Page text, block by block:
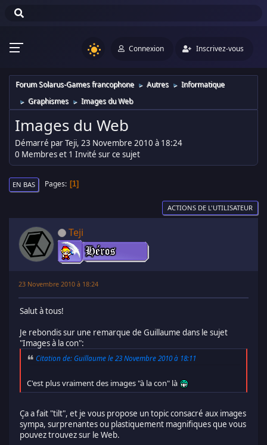
Connexion Inscrivez-vous
Forum Solarus-Games francophone ► Autres ► Informatique
► Graphismes ► Images du Web
Images du Web
Démarré par Teji, 23 Novembre 2010 à 18:24
0 Membres et 1 Invité sur ce sujet
EN BAS Pages 1
ACTIONS DE L'UTILISATEUR
Teji
23 Novembre 2010 à 18:24
Salut à tous!
Je rebondis sur une remarque de Guillaume dans le sujet
"Images à la con":
Citation de: Guillaume le 23 Novembre 2010 à 18:11
C'est plus vraiment des images "à la con" là
Ça a fait "tilt", et je vous propose un topic consacré aux images
sympa, surprenantes ou plastiquement magnifiques que vous
pouvez trouvez sur le Web.